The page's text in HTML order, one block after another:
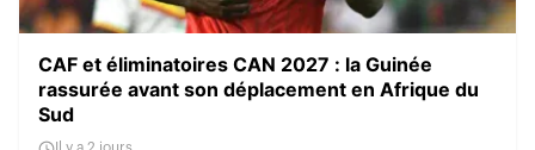
CAF et éliminatoires CAN 2027 : la Guinée
rassurée avant son déplacement en Afrique du
Sud